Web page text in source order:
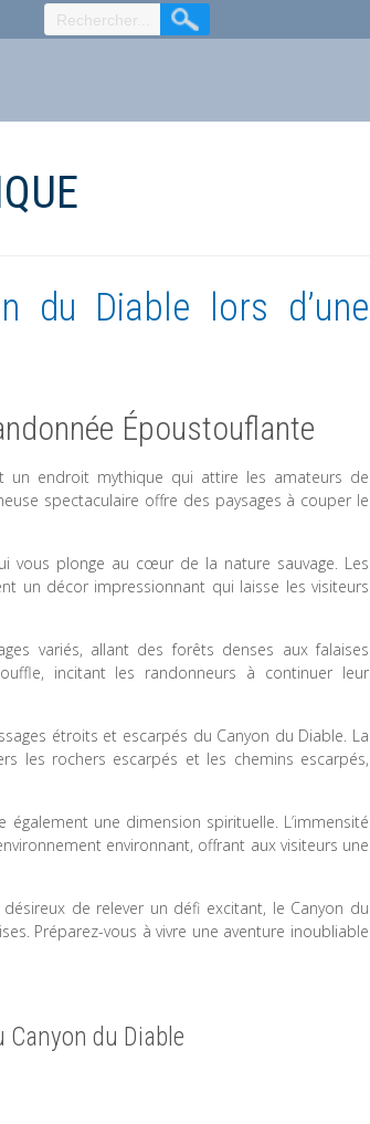
du Diable lors d’une
Époustouflante
un endroit mythique qui attire les amateurs de
spectaculaire offre des paysages à couper le
vous plonge au cœur de la nature sauvage. Les
un décor impressionnant qui laisse les visiteurs
variés, allant des forêts denses aux falaises
incitant les randonneurs à continuer leur
étroits et escarpés du Canyon du Diable. La
les rochers escarpés et les chemins escarpés,
une dimension spirituelle. L’immensité
environnant, offrant aux visiteurs une
de relever un défi excitant, le Canyon du
Préparez-vous à vivre une aventure inoubliable
Canyon du Diable